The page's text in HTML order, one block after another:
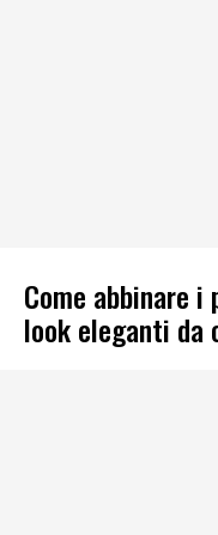
Come abbinare
look eleganti da